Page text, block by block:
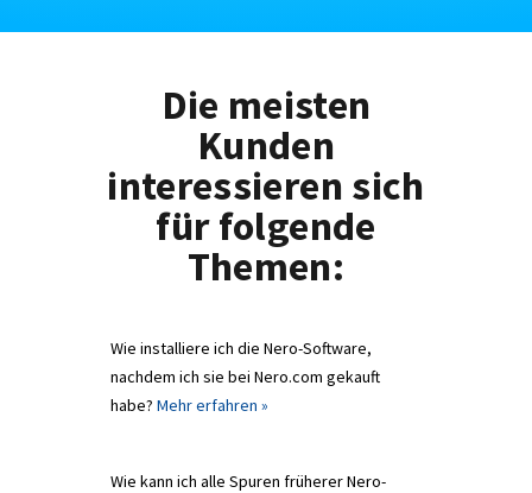
Die meisten
Kunden
interessieren sich
für folgende
Themen:
Wie installiere ich die Nero-Software,
nachdem ich sie bei Nero.com gekauft
habe? Mehr erfahren »
Wie kann ich alle Spuren früherer Nero-